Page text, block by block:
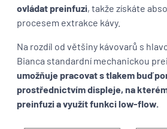
ovládat preinfuzi, takže získáte
procesem extrakce kávy.
Na rozdíl od většiny kávovarů s
Bianca standardní mechanickou
umožňuje pracovat s tlakem buď
prostřednictvím displeje, na
preinfuzi a využít funkci low-flow.